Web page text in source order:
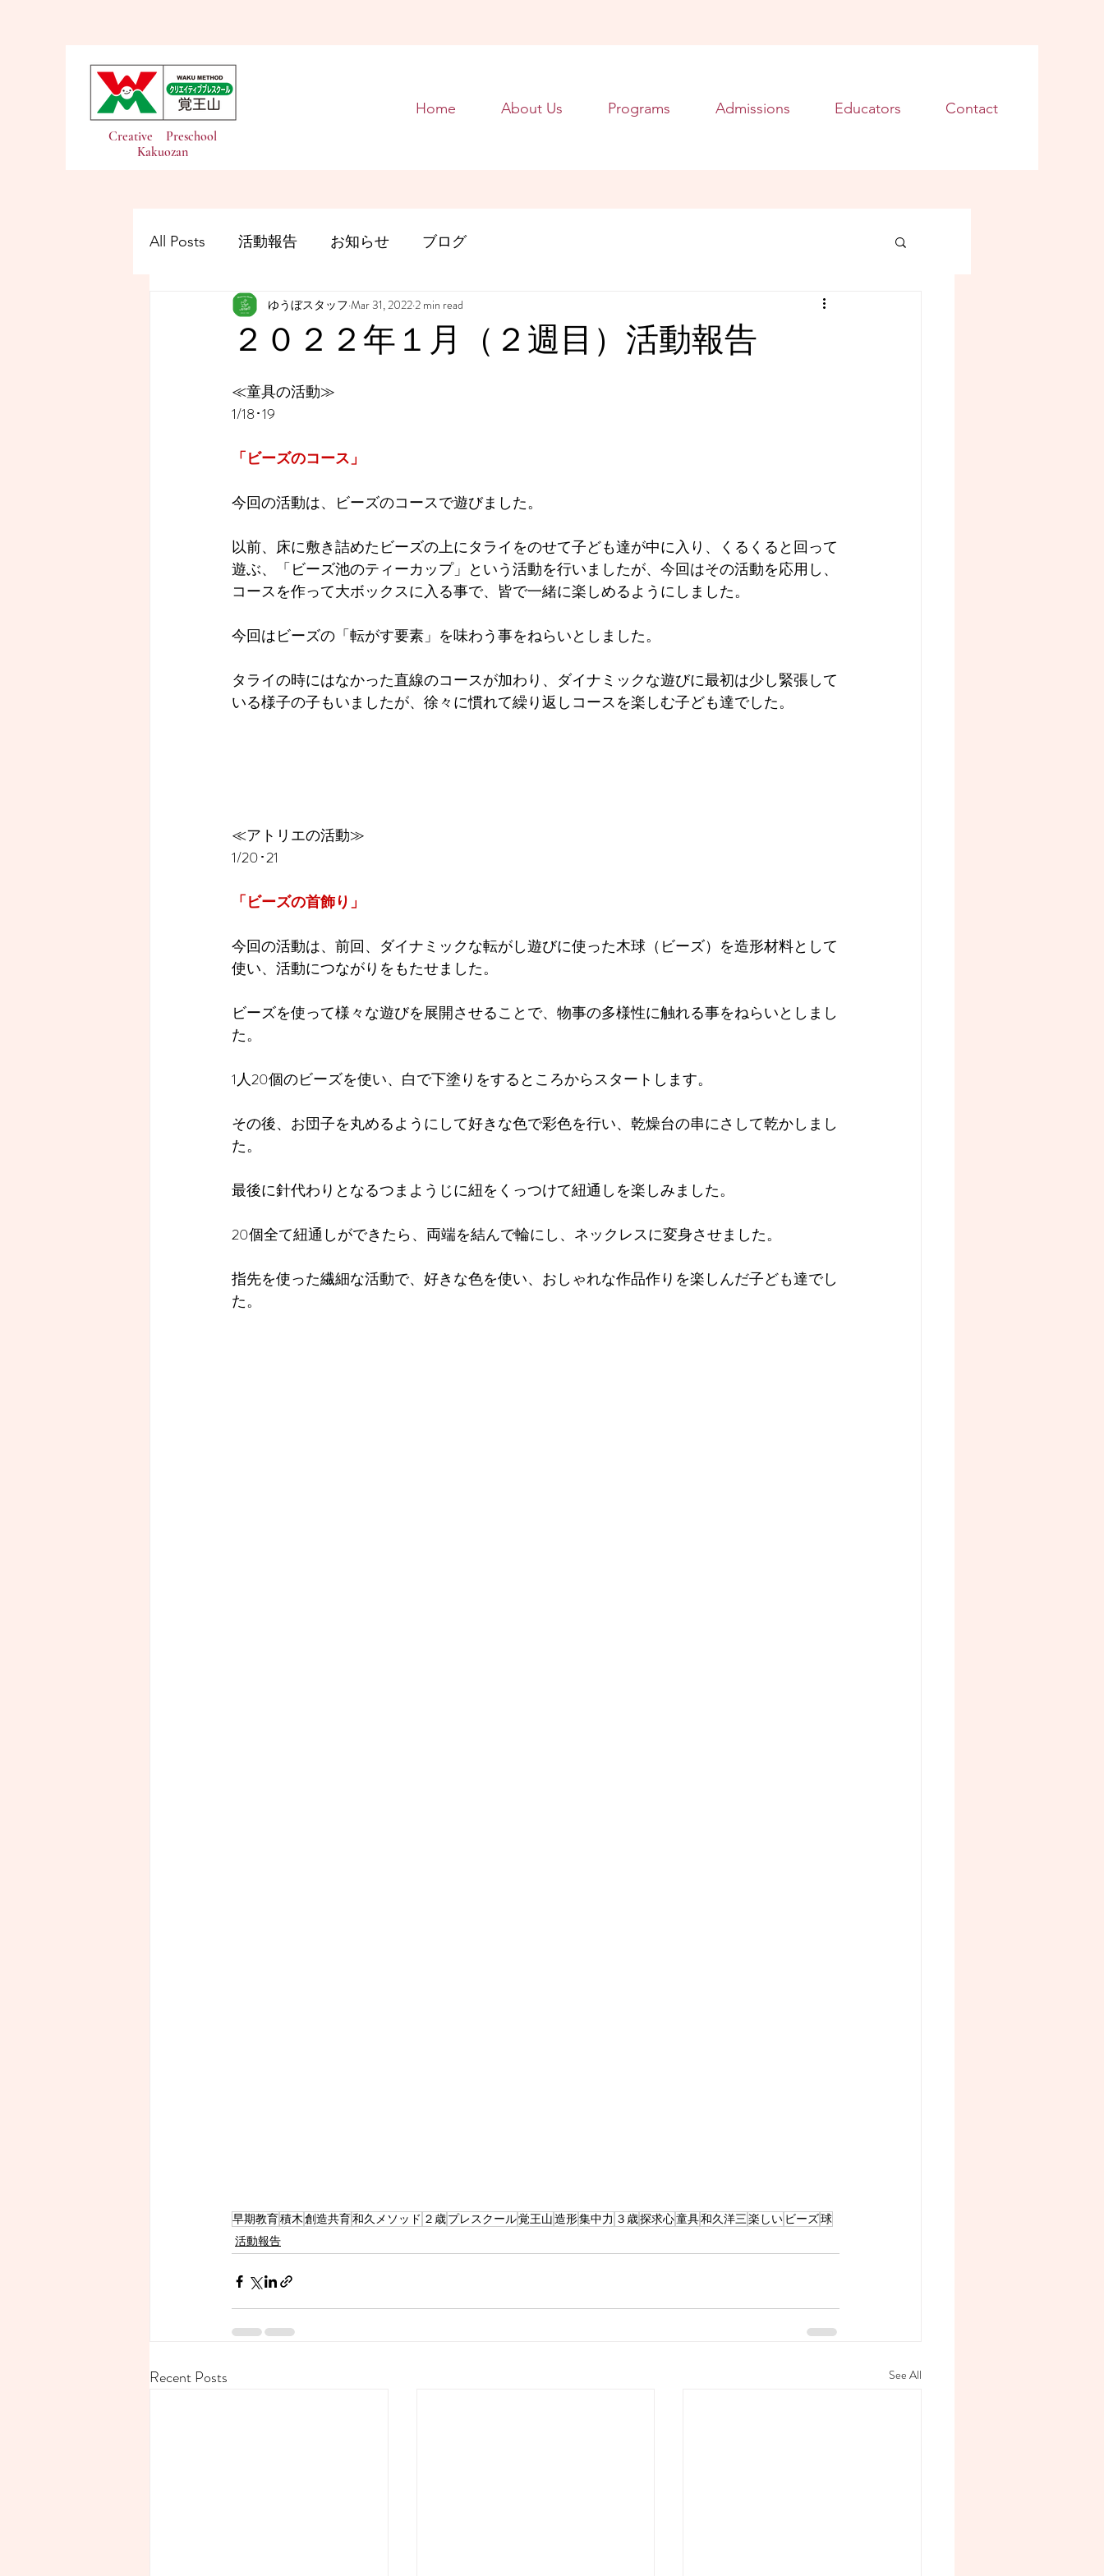
Creative Preschool
Kakuozan
Home About Us Programs Admissions Educators Contact
All Posts 活動報告 お知らせ ブログ
２０２２年１月（２週目）活動報告
ゆうぼスタッフ Mar 31, 20222 min read
≪童具の活動≫
1/18･19
「ビーズのコース」
今回の活動は、ビーズのコースで遊びました。
以前、床に敷き詰めたビーズの上にタライをのせて子ども達が中に入り、くるくると回って
遊ぶ、「ビーズ池のティーカップ」という活動を行いましたが、今回はその活動を応用し、
コースを作って大ボックスに入る事で、皆で一緒に楽しめるようにしました。
今回はビーズの「転がす要素」を味わう事をねらいとしました。
タライの時にはなかった直線のコースが加わり、ダイナミックな遊びに最初は少し緊張して
いる様子の子もいましたが、徐々に慣れて繰り返しコースを楽しむ子ども達でした。
≪アトリエの活動≫
1/20･21
「ビーズの首飾り」
今回の活動は、前回、ダイナミックな転がし遊びに使った木球（ビーズ）を造形材料として
使い、活動につながりをもたせました。
ビーズを使って様々な遊びを展開させることで、物事の多様性に触れる事をねらいとしまし
た。
1人20個のビーズを使い、白で下塗りをするところからスタートします。
その後、お団子を丸めるようにして好きな色で彩色を行い、乾燥台の串にさして乾かしまし
た。
最後に針代わりとなるつまようじに紐をくっつけて紐通しを楽しみました。
20個全て紐通しができたら、両端を結んで輪にし、ネックレスに変身させました。
指先を使った繊細な活動で、好きな色を使い、おしゃれな作品作りを楽しんだ子ども達でし
た。
早期教育積木創造共育和久メソッド ２歳プレスクール覚王山造形集中力 ３歳探求心童具和久洋三楽しい ビーズ球
活動報告
Recent Posts See All